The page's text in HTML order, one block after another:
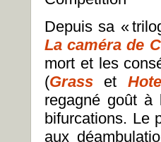
Depuis sa «
La caméra de
mort et les
(Grass et
regagné goût à
bifurcations. Le
aux